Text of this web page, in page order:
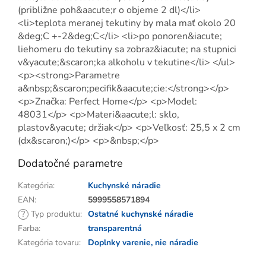
(približne poh&aacute;r o objeme 2 dl)</li>
<li>teplota meranej tekutiny by mala mať okolo 20
&deg;C +-2&deg;C</li> <li>po ponoren&iacute;
liehomeru do tekutiny sa zobraz&iacute; na stupnici
v&yacute;&scaron;ka alkoholu v tekutine</li> </ul>
<p><strong>Parametre
a&nbsp;&scaron;pecifik&aacute;cie:</strong></p>
<p>Značka: Perfect Home</p> <p>Model:
48031</p> <p>Materi&aacute;l: sklo,
plastov&yacute; držiak</p> <p>Veľkosť: 25,5 x 2 cm
(dx&scaron;)</p> <p>&nbsp;</p>
Dodatočné parametre
Kategória:
Kuchynské náradie
EAN:
5999558571894
? Typ produktu: Ostatné kuchynské náradie
Farba:
transparentná
Kategória tovaru: Doplnky varenie, nie náradie